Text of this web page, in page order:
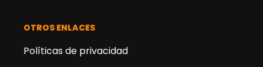
OTROS ENLACES
Políticas de privacidad